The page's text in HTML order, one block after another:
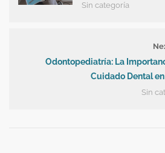
Sin categoría
Odontopediatría: La
Cuidado Dental
Sin